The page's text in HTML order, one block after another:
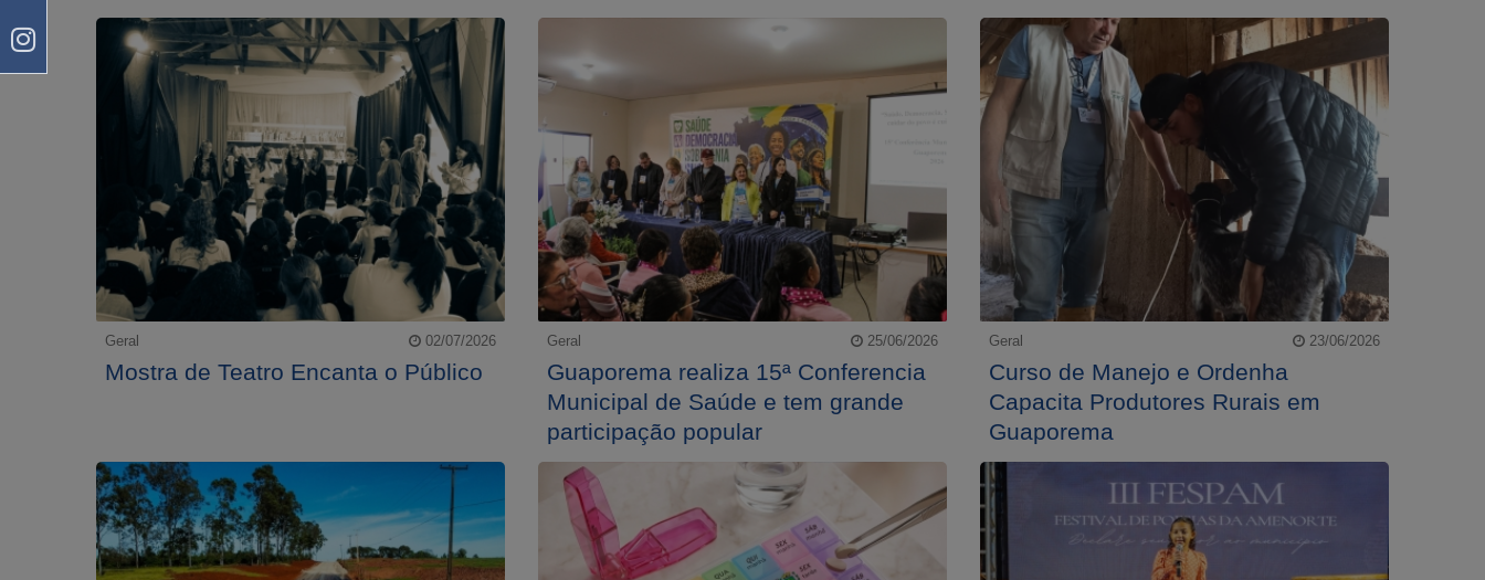
Geral 02/07/2026
Mostra de Teatro Encanta o Público
Geral 25/06/2026
Guaporema realiza 15ª Conferencia
Municipal de Saúde e tem grande
participação popular
Geral 23/06/2026
Curso de Manejo e Ordenha
Capacita Produtores Rurais em
Guaporema